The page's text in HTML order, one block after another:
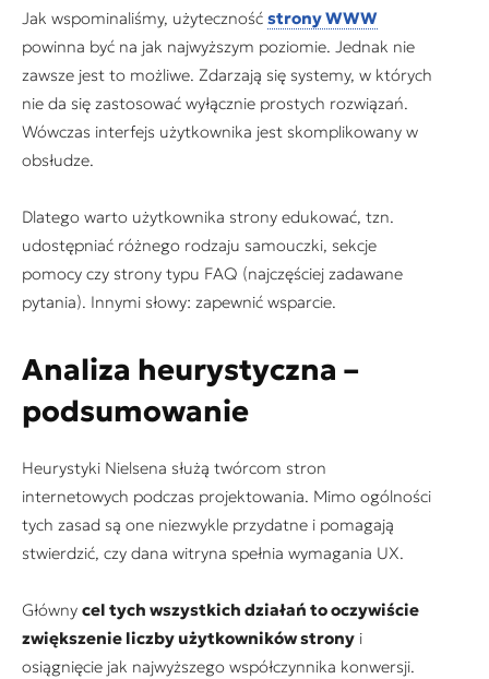
Jak wspominaliśmy, użyteczność strony WWW
powinna być na jak najwyższym poziomie. Jednak nie
zawsze jest to możliwe. Zdarzają się systemy, w których
nie da się zastosować wyłącznie prostych rozwiązań.
Wówczas interfejs użytkownika jest skomplikowany w
obsłudze.
Dlatego warto użytkownika strony edukować, tzn.
udostępniać różnego rodzaju samouczki, sekcje
pomocy czy strony typu FAQ (najczęściej zadawane
pytania). Innymi słowy: zapewnić wsparcie.
Analiza heurystyczna –
podsumowanie
Heurystyki Nielsena służą twórcom stron
internetowych podczas projektowania. Mimo ogólności
tych zasad są one niezwykle przydatne i pomagają
stwierdzić, czy dana witryna spełnia wymagania UX.
Główny cel tych wszystkich działań to oczywiście
zwiększenie liczby użytkowników strony i
osiągnięcie jak najwyższego współczynnika konwersji.